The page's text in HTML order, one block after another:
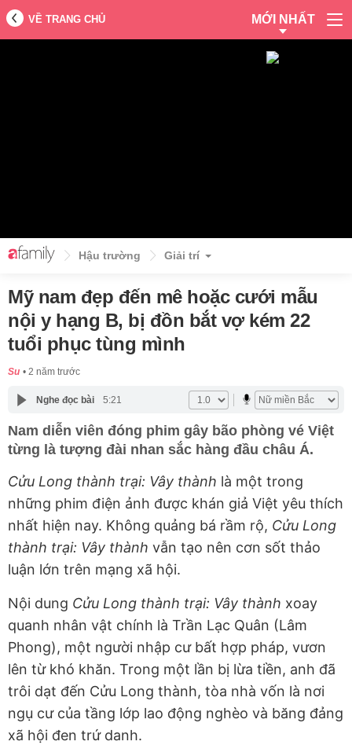
VỀ TRANG CHỦ MỚI NHẤT
Hậu trường Giải trí
Mỹ nam đẹp đến mê hoặc cưới mẫu
nội y hạng B, bị đồn bắt vợ kém 22
tuổi phục tùng mình
Su 2 năm trước
Nghe đọc bài 5:21
Nam diễn viên đóng phim gây bão phòng vé Việt
từng là tượng đài nhan sắc hàng đầu châu Á.
Cửu Long thành trại: Vây thành là một trong
những phim điện ảnh được khán giả Việt yêu thích
nhất hiện nay. Không quảng bá rầm rộ, Cửu Long
thành trại: Vây thành vẫn tạo nên cơn sốt thảo
luận lớn trên mạng xã hội.
Nội dung Cửu Long thành trại: Vây thành xoay
quanh nhân vật chính là Trần Lạc Quân (Lâm
Phong), một người nhập cư bất hợp pháp, vươn
lên từ khó khăn. Trong một lần bị lừa tiền, anh đã
trôi dạt đến Cửu Long thành, tòa nhà vốn là nơi
ngụ cư của tầng lớp lao động nghèo và băng đảng
xã hội đen trứ danh.